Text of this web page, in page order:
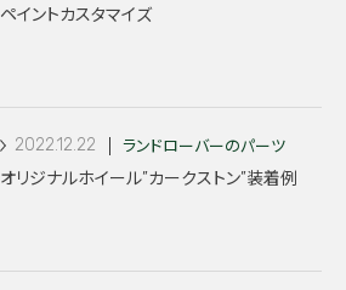
ペイントカスタマイズ
2022.12.22 ランドローバーのパーツ
オリジナルホイール”カークストン”装着例